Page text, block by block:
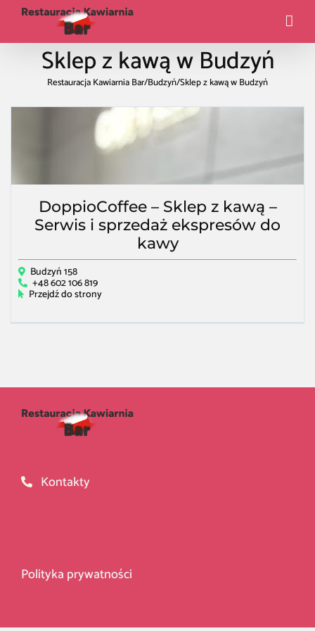
Sklep z kawą w Budzyń
Restauracja Kawiarnia Bar/Budzyń/Sklep z kawą w Budzyń
DoppioCoffee – Sklep z kawą –
Serwis i sprzedaż ekspresów do
kawy
Budzyń 158
+48 602 106 819
Przejdź do strony
Kontakty
Polityka prywatności